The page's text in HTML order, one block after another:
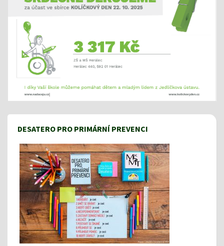
DESATERO PRO PRIMÁRNÍ PREVENCI